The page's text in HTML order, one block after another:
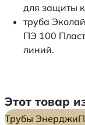
для защиты
труба
ПЭ 100
линий.
Этот товар
Трубы